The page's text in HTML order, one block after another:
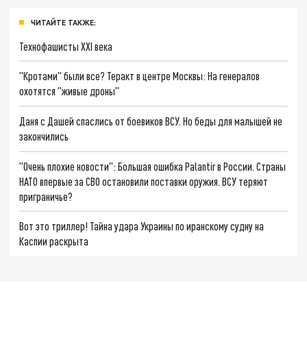
ЧИТАЙТЕ ТАКЖЕ:
Технофашисты XXI века
"Кротами" были все? Теракт в центре Москвы: На генералов
охотятся "живые дроны"
Даня с Дашей спаслись от боевиков ВСУ. Но беды для малышей не
закончились
"Очень плохие новости": Большая ошибка Palantir в России. Страны
НАТО впервые за СВО остановили поставки оружия. ВСУ теряют
приграничье?
Вот это триллер! Тайна удара Украины по иранскому судну на
Каспии раскрыта